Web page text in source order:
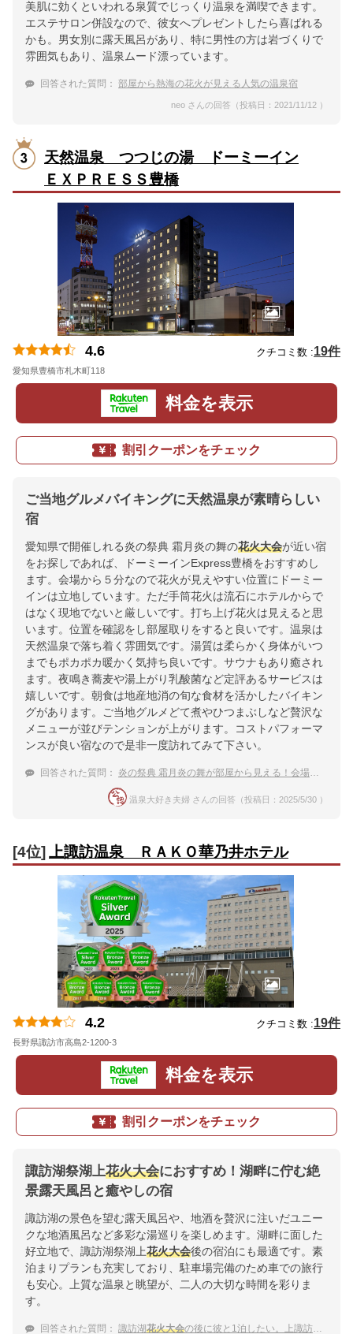
美肌に効くといわれる泉質でじっくり温泉を満喫できます。
エステサロン併設なので、彼女へプレゼントしたら喜ばれる
かも。男女別に露天風呂があり、特に男性の方は岩づくりで
雰囲気もあり、温泉ムード漂っています。
回答された質問： 部屋から熱海の花火が見える人気の温泉宿
neo さんの回答（投稿日：2021/11/12 ）
天然温泉 つつじの湯 ドーミーイン
ＥＸＰＲＥＳＳ豊橋
4.6 クチコミ数 :19件
愛知県豊橋市札木町118
料金を表示
割引クーポンをチェック
ご当地グルメバイキングに天然温泉が素晴らしい
宿
愛知県で開催しれる炎の祭典 霜月炎の舞の花火大会が近い宿
をお探しであれば、ドーミーインExpress豊橋をおすすめし
ます。会場から５分なので花火が見えやすい位置にドーミー
インは立地しています。ただ手筒花火は流石にホテルからで
はなく現地でないと厳しいです。打ち上げ花火は見えると思
います。位置を確認をし部屋取りをすると良いです。温泉は
天然温泉で落ち着く雰囲気です。湯質は柔らかく身体がいつ
までもポカポカ暖かく気持ち良いです。サウナもあり癒され
ます。夜鳴き蕎麦や湯上がり乳酸菌など定評あるサービスは
嬉しいです。朝食は地産地消の旬な食材を活かしたバイキン
グがあります。ご当地グルメどて煮やひつまぶしなど贅沢な
メニューが並びテンションが上がります。コストパフォーマ
ンスが良い宿なので是非一度訪れてみて下さい。
回答された質問： 炎の祭典 霜月炎の舞が部屋から見える！会場周辺でおすすめの温泉宿
温泉大好き夫婦 さんの回答（投稿日：2025/5/30 ）
[4位]上諏訪温泉 ＲＡＫＯ華乃井ホテル
4.2 クチコミ数 :19件
長野県諏訪市高島2-1200-3
料金を表示
割引クーポンをチェック
諏訪湖祭湖上花火大会におすすめ！湖畔に佇む絶
景露天風呂と癒やしの宿
諏訪湖の景色を望む露天風呂や、地酒を贅沢に注いだユニー
クな地酒風呂など多彩な湯巡りを楽しめます。湖畔に面した
好立地で、諏訪湖祭湖上花火大会後の宿泊にも最適です。素
泊まりプランも充実しており、駐車場完備のため車での旅行
も安心。上質な温泉と眺望が、二人の大切な時間を彩りま
す。
回答された質問： 諏訪湖花火大会の後に彼と1泊したい。上諏訪温泉でおすすめな温泉宿は？